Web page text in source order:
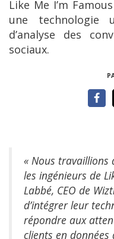
Like Me I’m
une technologie
d’analyse des
sociaux.
« Nous travaillions
les ingénieurs de
Labbé, CEO de
d’intégrer leur
répondre aux
clients en données